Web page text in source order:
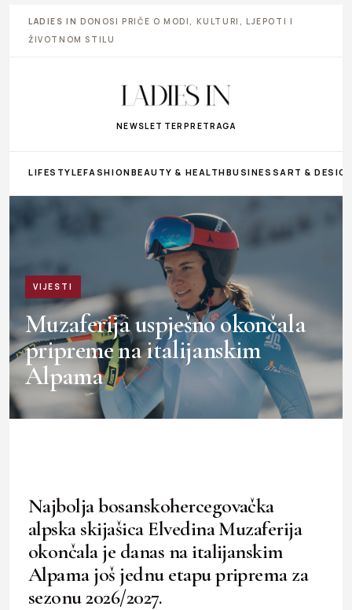
LADIES IN DONOSI PRIČE O MODI, KULTURI, LJEPOTI I
ŽIVOTNOM STILU
NEWSLETTER PRETRAGA
LIFESTYLEFASHIONBEAUTY & HEALTHBUSINESS ART &
VIJESTI
Muzaferija uspješno okončala
pripreme na italijanskim
Alpama
Najbolja bosanskohercegovačka
alpska skijašica Elvedina Muzaferija
okončala je danas na italijanskim
Alpama još jednu etapu priprema za
sezonu 2026/2027.